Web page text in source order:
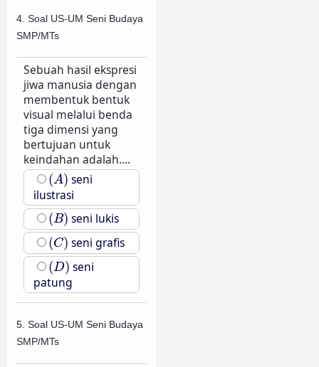
4. Soal US-UM Seni Budaya
SMP/MTs
Sebuah hasil ekspresi
jiwa manusia dengan
membentuk bentuk
visual melalui benda
tiga dimensi yang
bertujuan untuk
keindahan adalah....
(A)
(A) seni
ilustrasi
(B)
(B) seni lukis
(C)
(C) seni grafis
(D)
(D) seni
patung
5. Soal US-UM Seni Budaya
SMP/MTs